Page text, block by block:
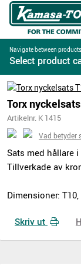
Navigate between
Select product
Torx
Artikelnr. K 1415
Vad betyder
Sats med hållare
Tillverkade av
Dimensioner: T10,
Skriv ut